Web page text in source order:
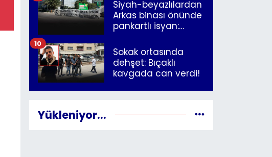
Siyah-beyazlılardan
Arkas binası önünde
pankartlı isyan:
İzmir"
Sokak ortasında
dehşet: Bıçaklı
kavgada can verdi!
10
Yükleniyor...